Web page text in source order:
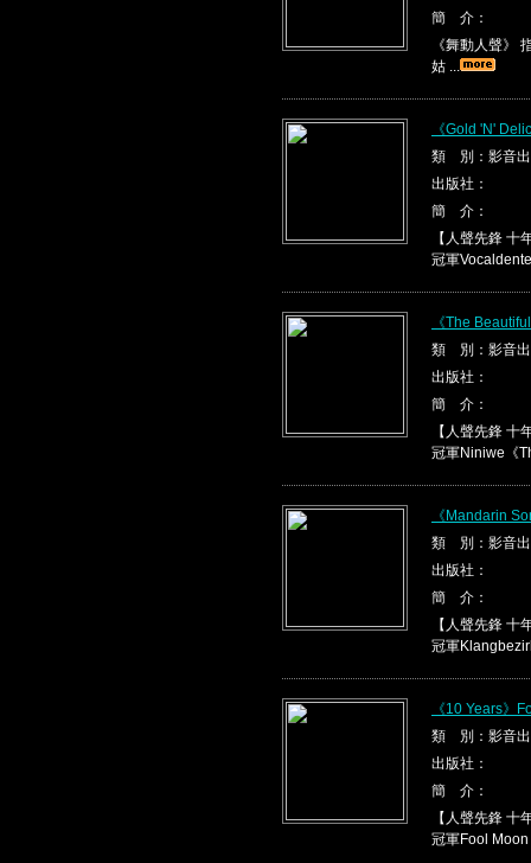
簡 介：
《舞動人聲》
姑 ...
《Gold 'N'
類 別：影音
出版社：
簡 介：
【人聲先鋒
冠軍
《The
類 別：影音
出版社：
簡 介：
【人聲先鋒
冠軍Niniwe《
《Mandarin
類 別：影音
出版社：
簡 介：
【人聲先鋒
冠軍
《10 Years》
類 別：影音
出版社：
簡 介：
【人聲先鋒
冠軍Fool